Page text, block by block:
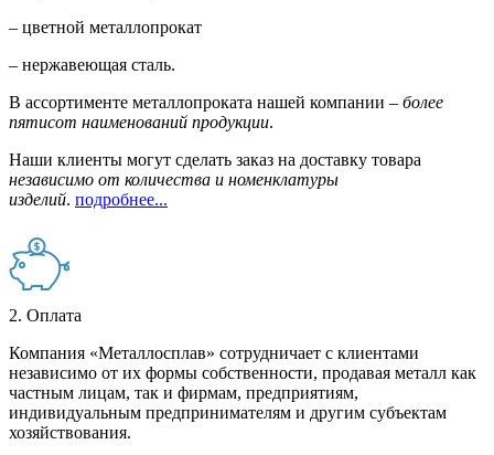
– цветной металлопрокат
– нержавеющая сталь.
В ассортименте металлопроката нашей компании – более
пятисот наименований продукции.
Наши клиенты могут сделать заказ на доставку товара
независимо от количества и номенклатуры
изделий. подробнее...
2. Оплата
Компания «Металлосплав» сотрудничает с клиентами
независимо от их формы собственности, продавая металл как
частным лицам, так и фирмам, предприятиям,
индивидуальным предпринимателям и другим субъектам
хозяйствования.